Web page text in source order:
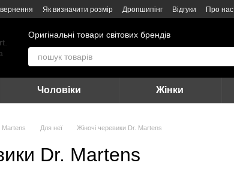
Як визначити розмір Дропшипінг Відгуки Про нас
Оригінальні товари світових брендів
Чоловіки Жінки
Martens Для неї Жіночі черевики Dr. Martens
Dr. Martens